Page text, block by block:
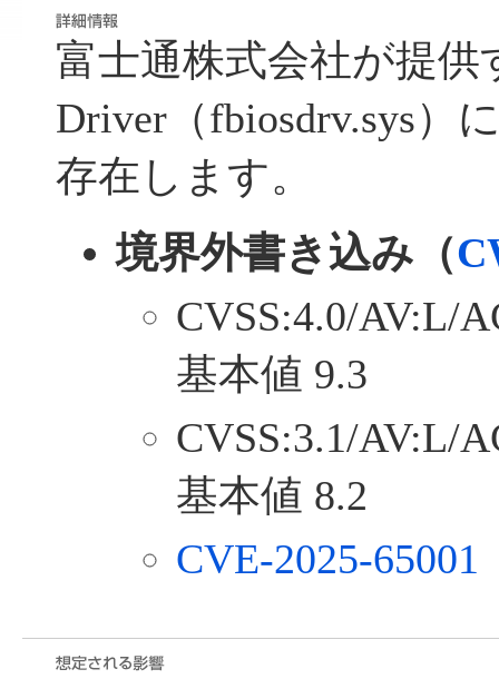
富士通株式会社が提供
Driver（fbiosdrv.sys）
存在します。
境界外書き込み（
CVSS:4.0/AV:L/
基本値 9.3
CVSS:3.1/AV:L/
基本値 8.2
CVE-2025-65001